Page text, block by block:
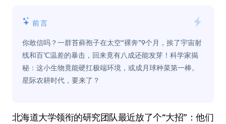
前言
你敢信吗？一群苔藓孢子在太空“裸奔”9个月，挨了宇宙射
线和百℃温差的暴击，回来竟有八成还能发芽！科学家揭
秘：这小生物竟能硬扛极端环境，或成月球种菜第一棒。
星际农耕时代，要来了？
北海道大学领衔的研究团队最近放了个“大招”：他们